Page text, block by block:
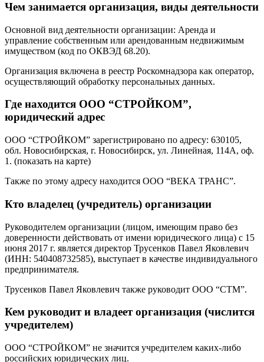
Чем занимается организация, виды деятельности
Основной вид деятельности организации: Аренда и
управление собственным или арендованным недвижимым
имуществом (код по ОКВЭД 68.20).
Организация включена в реестр Роскомнадзора как оператор,
осуществляющий обработку персональных данных.
Где находится ООО “СТРОЙКОМ”,
юридический адрес
ООО “СТРОЙКОМ” зарегистрировано по адресу: 630105,
обл. Новосибирская, г. Новосибирск, ул. Линейная, 114А, оф.
1. (показать на карте)
Также по этому адресу находится ООО “ВЕКА ТРАНС”.
Кто владелец (учредитель) организации
Руководителем организации (лицом, имеющим право без
доверенности действовать от имени юридического лица) с 15
июня 2017 г. является директор Трусенков Павел Яковлевич
(ИНН: 540408732585), выступает в качестве индивидуального
предпринимателя.
Трусенков Павел Яковлевич также руководит ООО “СТМ”.
Кем руководит и владеет организация (числится
учредителем)
ООО “СТРОЙКОМ” не значится учредителем каких-либо
российских юридических лиц.